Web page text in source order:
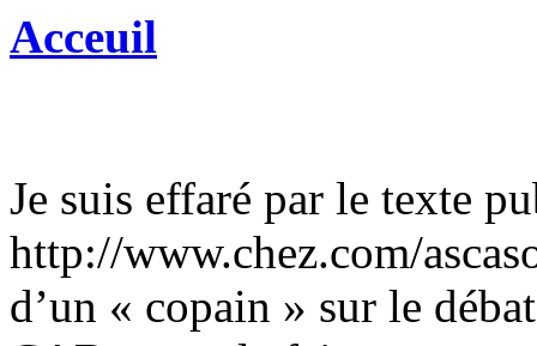
Acceuil
Je suis effaré par le texte
http://www.chez.com/
d’un « copain » sur le